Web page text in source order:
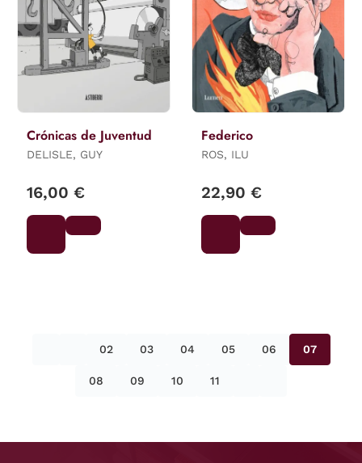
Crónicas de Juventud
DELISLE, GUY
16,00 €
Federico
ROS, ILU
22,90 €
02 03 04 05 06 07
08 09 10 11